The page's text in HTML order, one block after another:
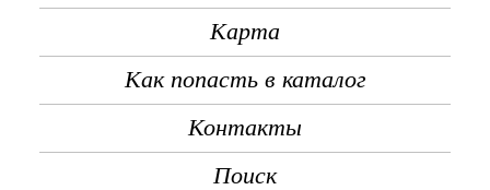
Карта
Как попасть в каталог
Контакты
Поиск